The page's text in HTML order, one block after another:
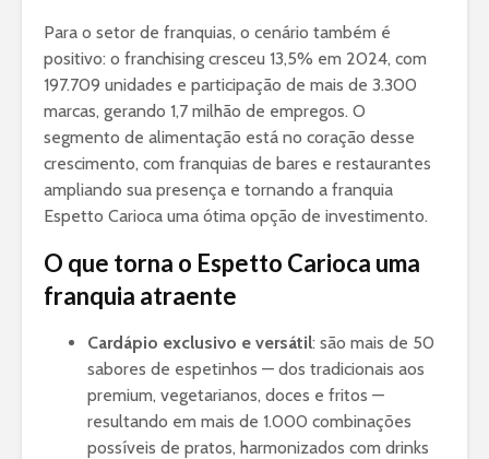
Para o setor de franquias, o cenário também é
positivo: o franchising cresceu 13,5% em 2024, com
197.709 unidades e participação de mais de 3.300
marcas, gerando 1,7 milhão de empregos. O
segmento de alimentação está no coração desse
crescimento, com franquias de bares e restaurantes
ampliando sua presença e tornando a franquia
Espetto Carioca uma ótima opção de investimento.
O que torna o Espetto Carioca uma
franquia atraente
Cardápio exclusivo e versátil: são mais de 50
sabores de espetinhos — dos tradicionais aos
premium, vegetarianos, doces e fritos —
resultando em mais de 1.000 combinações
possíveis de pratos, harmonizados com drinks